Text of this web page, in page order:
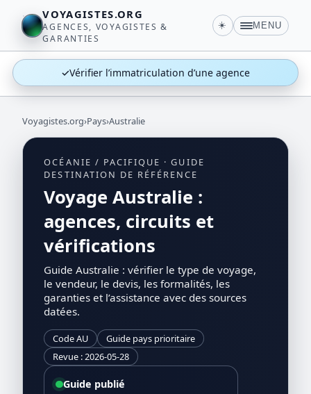
VOYAGISTES.ORG
AGENCES, VOYAGISTES &
GARANTIES
☀️ MENU
✓Vérifier l’immatriculation d’une agence
Voyagistes.org›Pays›Australie
OCÉANIE / PACIFIQUE · GUIDE
DESTINATION DE RÉFÉRENCE
Voyage Australie :
agences, circuits et
vérifications
Guide Australie : vérifier le type de voyage,
le vendeur, le devis, les formalités, les
garanties et l’assistance avec des sources
datées.
Code AU
Guide pays prioritaire
Revue : 2026-05-28
Guide publié